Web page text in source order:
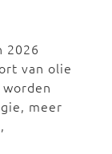
2026
van olie
meer